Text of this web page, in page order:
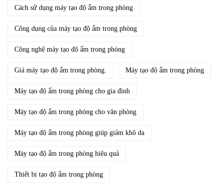
Cách sử dụng máy tạo độ ẩm trong phòng
Công dụng của máy tạo độ ẩm trong phòng
Công nghệ máy tạo độ ẩm trong phòng
Giá máy tạo độ ẩm trong phòng. Máy tạo độ ẩm trong phòng
Máy tạo độ ẩm trong phòng cho gia đình
Máy tạo độ ẩm trong phòng cho văn phòng
Máy tạo độ ẩm trong phòng giúp giảm khô da
Máy tạo độ ẩm trong phòng hiệu quả
Thiết bị tạo độ ẩm trong phòng